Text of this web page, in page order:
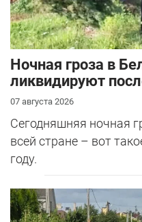
Ночная гроза в
ликвидируют
07 августа 2026
Сегодняшняя ночная
всей стране – вот
году.